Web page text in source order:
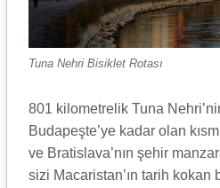
Tuna Nehri Bisiklet Rotası
801 kilometrelik Tuna
Budapeşte’ye kadar olan
ve Bratislava’nın şehir
sizi Macaristan’ın tarih kokan